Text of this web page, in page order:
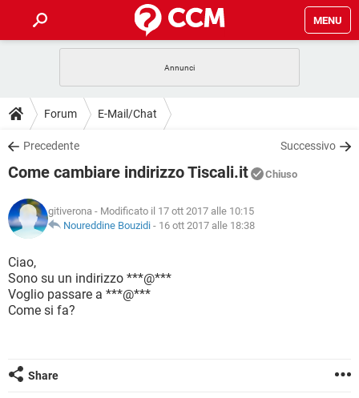
MENU
INTRATTENIMENTO
iOS
INSTAGRAM WHATSAPP
TIKTOK
HARDWARE
GUIDE
COVID-19
INSTAGRAM WHATSAPP
TIKTOK
HARDWARE
DOWNLOAD
COVID-19 GAMING
INTRATTENIMENTO
iOS WINDOWS 10
INSTAGRAM
TIKTOK
HARDWARE
COVID-19 GAMING
INTRATTENIMENTO
iOS
INSTAGRAM
GLOSSARIO
COVID-19
INTRATTENIMENTO
iOS
TIKTOK
Forum E-Mail/Chat
Precedente Successivo
Come cambiare indirizzo Tiscali.it Chiuso
gitiverona - Modificato il 17 ott 2017 alle 10:15
Noureddine Bouzidi - 16 ott 2017 alle 18:38
Ciao,
Sono su un indirizzo ***@***
Voglio passare a ***@***
Come si fa?
Share